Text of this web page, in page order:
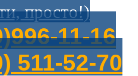
просто!)
11-16
511-52-70